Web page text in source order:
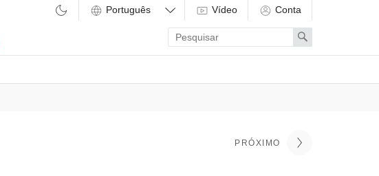
Vídeo Conta
Enter
search
term
Search
PRÓXIMO